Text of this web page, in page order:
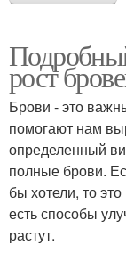
рост
Брови - это
помогают нам
определенный
полные брови.
бы хотели, то
есть способы
растут.